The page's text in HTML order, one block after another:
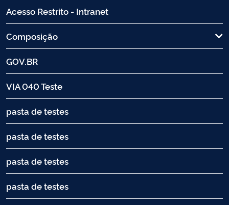
Acesso Restrito - Intranet
Composição
GOV.BR
VIA 040 Teste
pasta de testes
pasta de testes
pasta de testes
pasta de testes